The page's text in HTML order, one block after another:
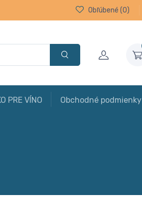
Obľúbené (0)
PRE VÍNO Obchodné podmienky